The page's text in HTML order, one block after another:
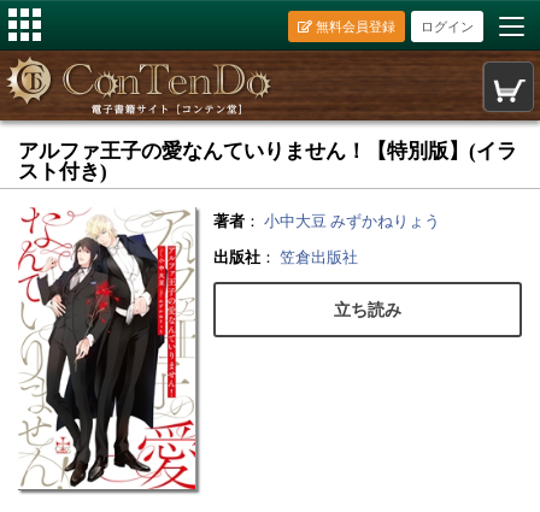
ログイン
無料会員登録
アルファ王子の愛なんていりません！【特別版】(イラ
スト付き)
著者 ： 小中大豆 みずかねりょう
出版社 ： 笠倉出版社
立ち読み